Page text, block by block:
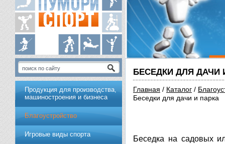
БЕСЕДКИ ДЛЯ ДАЧИ
Главная / Каталог /
Беседки для дачи и парка
Беседка на садовых
Продукция для производства,
машиностроения и бизнеса
Благоустройство
Игровые виды спорта